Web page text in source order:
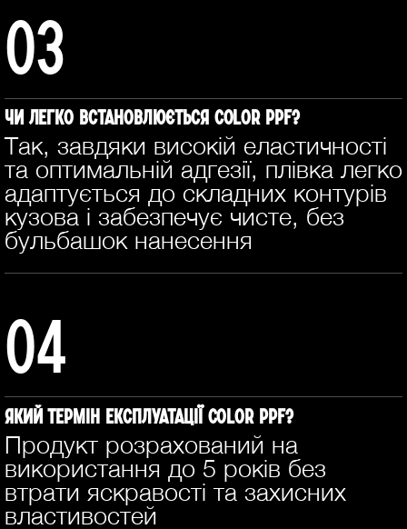
03
Чи легко встановлюється COLOR PPF?
Так, завдяки високій еластичності
та оптимальній адгезії, плівка легко
адаптується до складних контурів
кузова і забезпечує чисте, без
бульбашок нанесення
04
Який термін експлуатації COLOR PPF?
Продукт розрахований на
використання до 5 років без
втрати яскравості та захисних
властивостей